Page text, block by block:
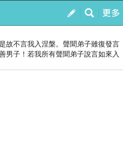
我的
故不言我入涅槃。聲聞弟子雖復發言
男子！若我所有聲聞弟子說言如來入